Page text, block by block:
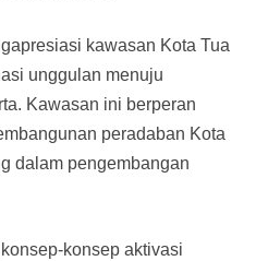
kawasan Kota Tua
unggulan menuju
Kawasan ini berperan
peradaban Kota
dalam pengembangan
konsep aktivasi